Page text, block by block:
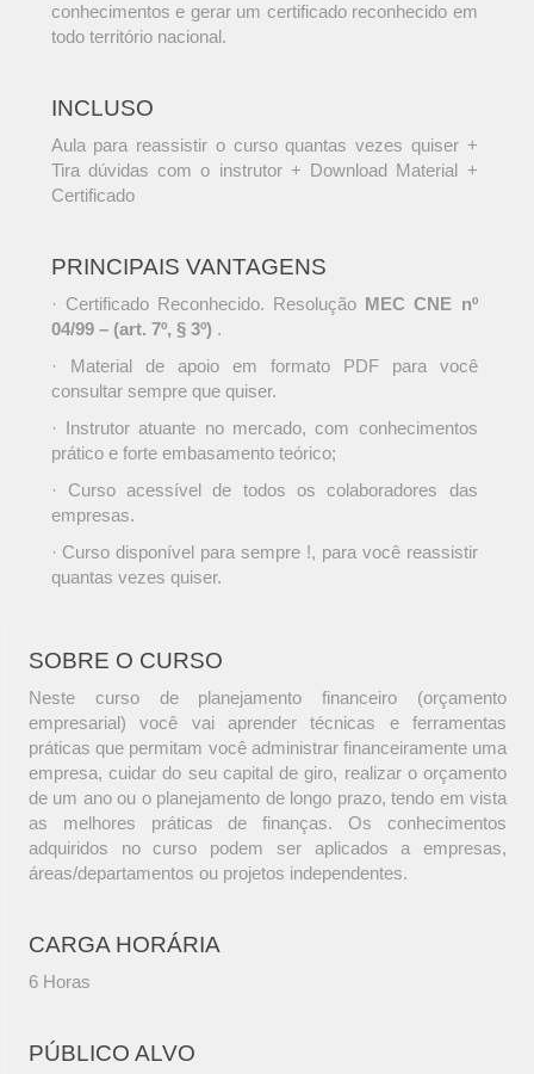
conhecimentos e gerar um certificado reconhecido em
todo território nacional.
INCLUSO
Aula para reassistir o curso quantas vezes quiser +
Tira dúvidas com o instrutor + Download Material +
Certificado
PRINCIPAIS VANTAGENS
· Certificado Reconhecido. Resolução MEC CNE nº
04/99 – (art. 7º, § 3º) .
· Material de apoio em formato PDF para você
consultar sempre que quiser.
· Instrutor atuante no mercado, com conhecimentos
prático e forte embasamento teórico;
· Curso acessível de todos os colaboradores das
empresas.
· Curso disponível para sempre !, para você reassistir
quantas vezes quiser.
SOBRE O CURSO
Neste curso de planejamento financeiro (orçamento
empresarial) você vai aprender técnicas e ferramentas
práticas que permitam você administrar financeiramente uma
empresa, cuidar do seu capital de giro, realizar o orçamento
de um ano ou o planejamento de longo prazo, tendo em vista
as melhores práticas de finanças. Os conhecimentos
adquiridos no curso podem ser aplicados a empresas,
áreas/departamentos ou projetos independentes.
CARGA HORÁRIA
6 Horas
PÚBLICO ALVO